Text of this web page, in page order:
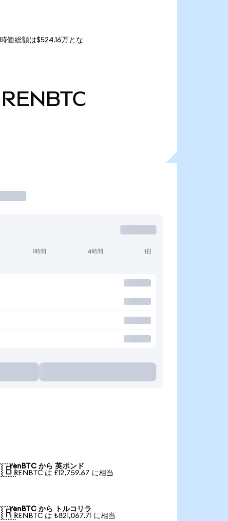
価総額は$524.16万とな
RENBTC
1時間 4時間 1日
renBTC から 英ポンド
1 RENBTC は £12,759.67 に相当
renBTC から トルコリラ
1 RENBTC は ₺821,067.71 に相当